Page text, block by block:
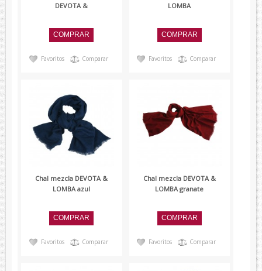
DEVOTA &
Favoritos Comparar
LOMBA
Favoritos Comparar
Chal mezcla DEVOTA &
LOMBA azul
Favoritos Comparar
Chal mezcla DEVOTA &
LOMBA granate
Favoritos Comparar